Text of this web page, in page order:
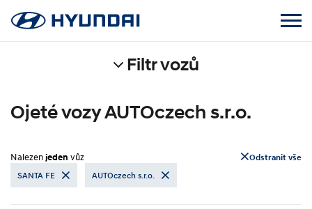
Filtr vozů
Ojeté vozy AUTOczech s.r.o.
Nalezenjeden vůz
SANTA FE AUTOczech s.r.o.
Odstranit vše